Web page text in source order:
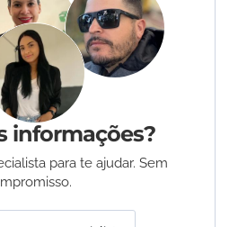
informações?
para te ajudar. Sem